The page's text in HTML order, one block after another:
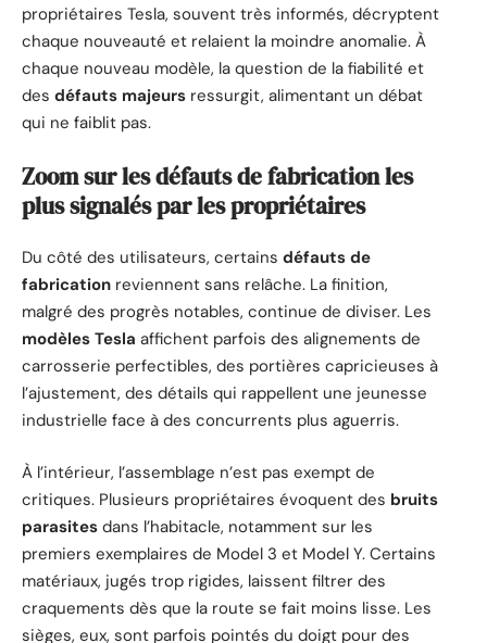
propriétaires Tesla, souvent très informés, décryptent
chaque nouveauté et relaient la moindre anomalie. À
chaque nouveau modèle, la question de la fiabilité et
des défauts majeurs ressurgit, alimentant un débat
qui ne faiblit pas.
Zoom sur les défauts de fabrication les
plus signalés par les propriétaires
Du côté des utilisateurs, certains défauts de
fabrication reviennent sans relâche. La finition,
malgré des progrès notables, continue de diviser. Les
modèles Tesla affichent parfois des alignements de
carrosserie perfectibles, des portières capricieuses à
l’ajustement, des détails qui rappellent une jeunesse
industrielle face à des concurrents plus aguerris.
À l’intérieur, l’assemblage n’est pas exempt de
critiques. Plusieurs propriétaires évoquent des bruits
parasites dans l’habitacle, notamment sur les
premiers exemplaires de Model 3 et Model Y. Certains
matériaux, jugés trop rigides, laissent filtrer des
craquements dès que la route se fait moins lisse. Les
sièges, eux, sont parfois pointés du doigt pour des